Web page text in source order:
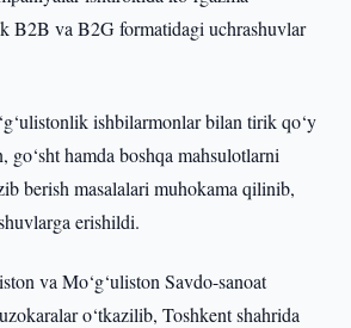
B2B va B2G formatidagi uchrashuvlar
ishbilarmonlar bilan tirik qo‘y
go‘sht hamda boshqa mahsulotlarni
berish masalalari muhokama qilinib,
erishildi.
va Mo‘g‘uliston Savdo-sanoat
o‘tkazilib, Toshkent shahrida